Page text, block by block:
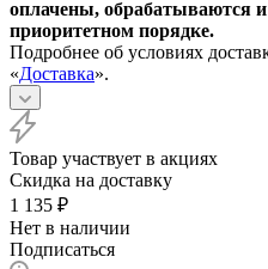
оплачены, обрабатываются
приоритетном порядке.
Подробнее об условиях
«Доставка».
Товар участвует в акциях
Скидка на доставку
1 135 ₽
Нет в наличии
Подписаться